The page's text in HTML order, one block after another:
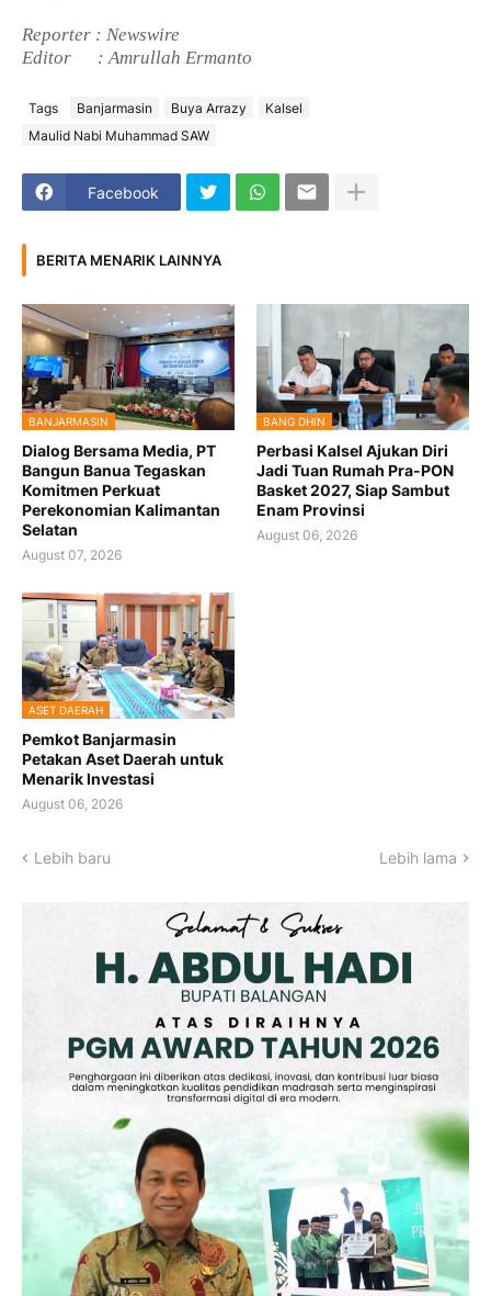
Reporter : Newswire
Editor
: Amrullah Ermanto
Tags Banjarmasin Buya Arrazy
Kalsel
Maulid Nabi Muhammad SAW
Facebook
BERITA MENARIK LAINNYA
BANJARMASIN
Dialog Bersama Media, PT
Bangun Banua Tegaskan
Komitmen Perkuat
Perekonomian Kalimantan
Selatan
August 07, 2026
BANG DHIN
Perbasi Kalsel Ajukan Diri
Jadi Tuan Rumah Pra-PON
Basket 2027, Siap Sambut
Enam Provinsi
August 06, 2026
ASET DAERAH
Pemkot Banjarmasin
Petakan Aset Daerah untuk
Menarik Investasi
August 06, 2026
Lebih baru Lebih lama